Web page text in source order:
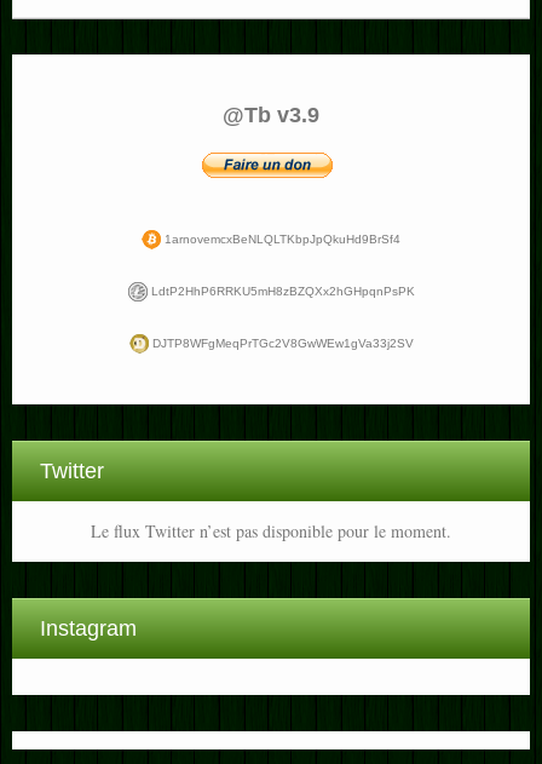
@Tb v3.9
1arnovemcxBeNLQLTKbpJpQkuHd9BrSf4
LdtP2HhP6RRKU5mH8zBZQXx2hGHpqnPsPK
DJTP8WFgMeqPrTGc2V8GwWEw1gVa33j2SV
Twitter
Le flux Twitter n’est pas disponible pour le moment.
Instagram